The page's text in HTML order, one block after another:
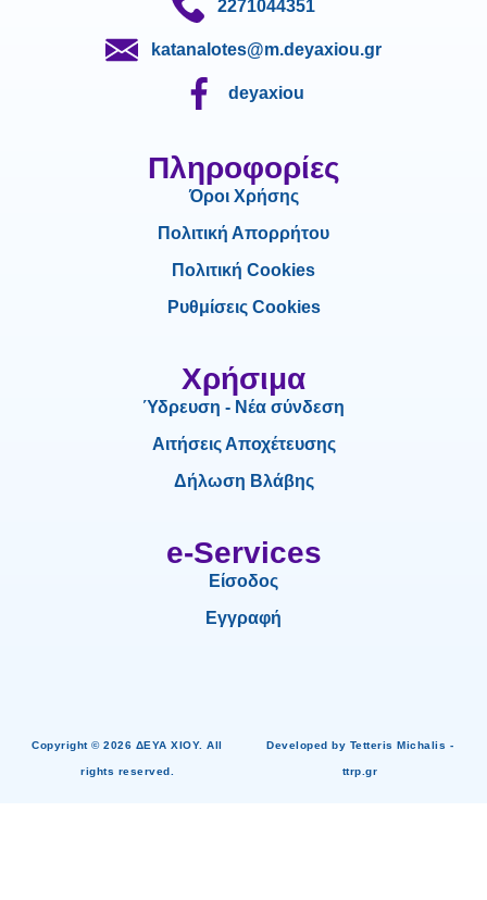
2271044351
katanalotes@m.deyaxiou.gr
deyaxiou
Πληροφορίες
Όροι Χρήσης
Πολιτική Απορρήτου
Πολιτική Cookies
Ρυθμίσεις Cookies
Χρήσιμα
Ύδρευση - Νέα σύνδεση
Αιτήσεις Αποχέτευσης
Δήλωση Βλάβης
e-Services
Είσοδος
Εγγραφή
Copyright © 2026 ΔΕΥΑ ΧΙΟΥ. All
rights reserved.
Developed by Tetteris Michalis -
ttrp.gr